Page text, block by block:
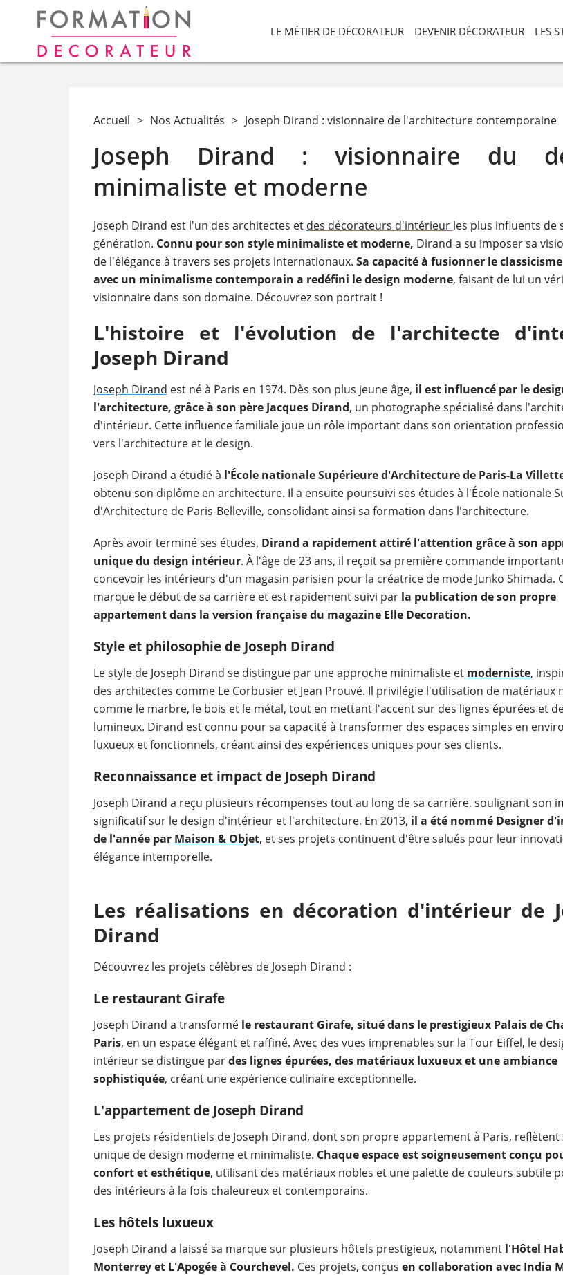
LE MÉTIER DE DÉCORATEUR DEVENIR DÉCORATEUR LES
Accueil > Nos Actualités > Joseph Dirand : visionnaire de l'architecture contemporaine
Joseph Dirand : visionnaire du
minimaliste et moderne
Joseph Dirand est l'un des architectes et des décorateurs d'intérieur les plus influents de
génération. Connu pour son style minimaliste et moderne, Dirand a su imposer sa
de l'élégance à travers ses projets internationaux. Sa capacité à fusionner le
avec un minimalisme contemporain a redéfini le design moderne, faisant de lui un
visionnaire dans son domaine​. Découvrez son portrait !
L'histoire et l'évolution de l'architecte
Joseph Dirand
Joseph Dirand est né à Paris en 1974. Dès son plus jeune âge, il est influencé par le
l'architecture, grâce à son père Jacques Dirand, un photographe spécialisé dans
d'intérieur. Cette influence familiale joue un rôle important dans son orientation
vers l'architecture et le design.
Joseph Dirand a étudié à l'École nationale Supérieure d'Architecture de Paris-La
obtenu son diplôme en architecture. Il a ensuite poursuivi ses études à l'École nationale
d'Architecture de Paris-Belleville, consolidant ainsi sa formation dans l'architecture.
Après avoir terminé ses études, Dirand a rapidement attiré l'attention grâce à son
unique du design intérieur. À l'âge de 23 ans, il reçoit sa première commande
concevoir les intérieurs d'un magasin parisien pour la créatrice de mode Junko Shimada.
marque le début de sa carrière et est rapidement suivi parla publication de son propre
appartement dans la version française du magazine Elle Decoration.
Style et philosophie de Joseph Dirand
Le style de Joseph Dirand se distingue par une approche minimaliste et moderniste,
des architectes comme Le Corbusier et Jean Prouvé. Il privilégie l'utilisation de matériaux
comme le marbre, le bois et le métal, tout en mettant l'accent sur des lignes épurées et
lumineux. Dirand est connu pour sa capacité à transformer des espaces simples en
luxueux et fonctionnels, créant ainsi des expériences uniques pour ses clients.
Reconnaissance et impact de Joseph Dirand
Joseph Dirand a reçu plusieurs récompenses tout au long de sa carrière, soulignant son
significatif sur le design d'intérieur et l'architecture. En 2013, il a été nommé Designer
de l'année parMaison & Objet, et ses projets continuent d'être salués pour leur
élégance intemporelle.
Les réalisations en décoration d'intérieur de
Dirand
Découvrez les projets célèbres de Joseph Dirand :
Le restaurant Girafe
Joseph Dirand a transformé le restaurant Girafe, situé dans le prestigieux Palais de
Paris, en un espace élégant et raffiné. Avec des vues imprenables sur la Tour Eiffel, le
intérieur se distingue pardes lignes épurées, des matériaux luxueux et une ambiance
sophistiquée, créant une expérience culinaire exceptionnelle.
L'appartement de Joseph Dirand
Les projets résidentiels de Joseph Dirand, dont son propre appartement à Paris, reflètent
unique de design moderne et minimaliste. Chaque espace est soigneusement conçu
confort et esthétique, utilisant des matériaux nobles et une palette de couleurs subtile
des intérieurs à la fois chaleureux et contemporains.
Les hôtels luxueux
Joseph Dirand a laissé sa marque sur plusieurs hôtels prestigieux, notamment l'Hôtel
Monterrey et L'Apogée à Courchevel. Ces projets, conçus en collaboration avec India